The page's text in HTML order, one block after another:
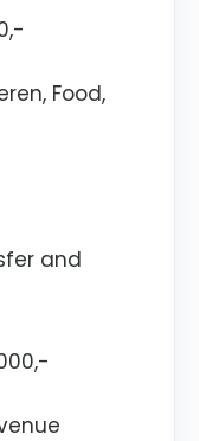
Food,
and